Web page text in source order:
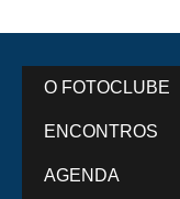
O FOTOCLUBE
ENCONTROS
AGENDA